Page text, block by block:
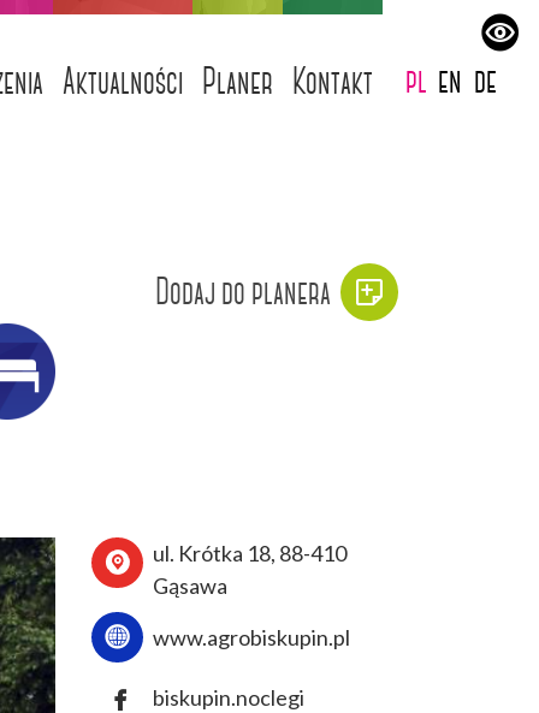
Aktualności Planer Kontakt pl en de
Dodaj do planera
ul. Krótka 18, 88-410
Gąsawa
www.agrobiskupin.pl
biskupin.noclegi